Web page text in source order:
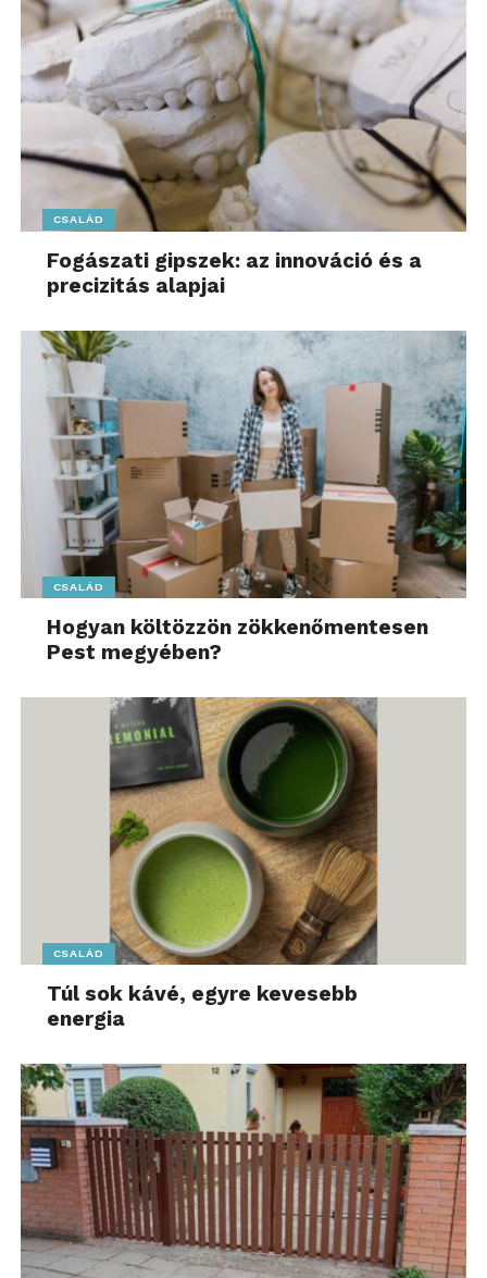
CSALÁD
Fogászati gipszek: az innováció és a
precizitás alapjai
CSALÁD
Hogyan költözzön zökkenőmentesen
Pest megyében?
CSALÁD
Túl sok kávé, egyre kevesebb
energia